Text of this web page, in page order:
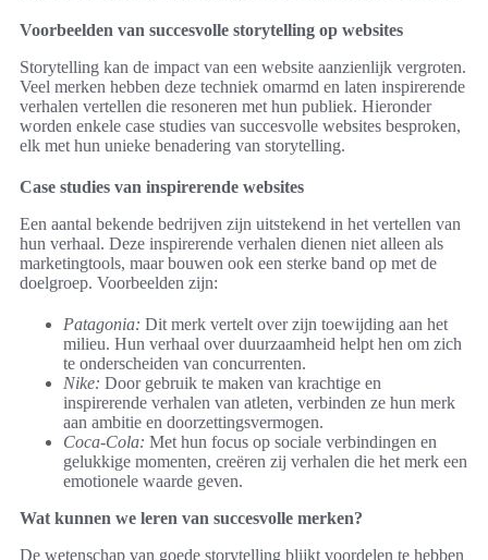
Voorbeelden van succesvolle storytelling op websites
Storytelling kan de impact van een website aanzienlijk vergroten.
Veel merken hebben deze techniek omarmd en laten inspirerende
verhalen vertellen die resoneren met hun publiek. Hieronder
worden enkele case studies van succesvolle websites besproken,
elk met hun unieke benadering van storytelling.
Case studies van inspirerende websites
Een aantal bekende bedrijven zijn uitstekend in het vertellen van
hun verhaal. Deze inspirerende verhalen dienen niet alleen als
marketingtools, maar bouwen ook een sterke band op met de
doelgroep. Voorbeelden zijn:
Patagonia: Dit merk vertelt over zijn toewijding aan het
milieu. Hun verhaal over duurzaamheid helpt hen om zich
te onderscheiden van concurrenten.
Nike: Door gebruik te maken van krachtige en
inspirerende verhalen van atleten, verbinden ze hun merk
aan ambitie en doorzettingsvermogen.
Coca-Cola: Met hun focus op sociale verbindingen en
gelukkige momenten, creëren zij verhalen die het merk een
emotionele waarde geven.
Wat kunnen we leren van succesvolle merken?
De wetenschap van goede storytelling blijkt voordelen te hebben